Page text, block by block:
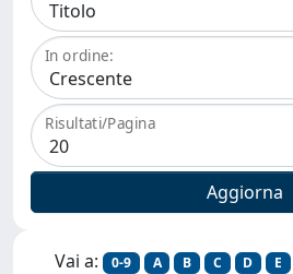
In ordine:
Risultati/Pagina
Vai a: 0-9 A B C D E